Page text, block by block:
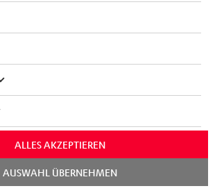
AP
PRO
Ohrpolster
PRO
Ohrpolster
REAL BLUE PRO Ohrpolster
(Paar)
Ersatz- und/oder Austausch-
ALLES AKZEPTIEREN
AUSWAHL ÜBERNEHMEN